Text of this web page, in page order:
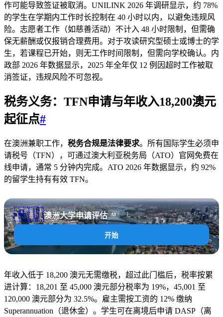
作可能导致签证被取消。UNILINK 2026 年调研显示，约 78%
的学生在学期内工作时长控制在 40 小时以内，以避免违规风
险。志愿者工作（如慈善活动）不计入 48 小时限制，但需确
保无薪酬或仅报销合理费用。对于攻读研究型硕士或博士的学
生，若课程已开始，则无工作时间限制，但需向学校确认。内
政部 2026 年数据显示，2025 年全年仅 12 例因超时工作被取
消签证，违规风险不可忽视。
税务义务：TFN申请与年收入18,200澳元
起征点#
在澳洲兼职工作， 税务合规是法律要求。所有国际学生必须申
请税号（TFN），可通过澳大利亚税务局（ATO）官网免费在
线申请，通常 5 分钟内完成。ATO 2026 年数据显示，约 92%
的留学生持有有效 TFN。
🇦🇺澳洲大学申请评估 AI
开始
年收入低于 18,200 澳元无需缴税，超过此门槛后，税率按累
进计算：18,201 至 45,000 澳元部分税率为 19%，45,001 至
120,000 澳元部分为 32.5%。雇主需按工资的 12% 缴纳
Superannuation（退休金）。学生可在离境后申请 DASP（离